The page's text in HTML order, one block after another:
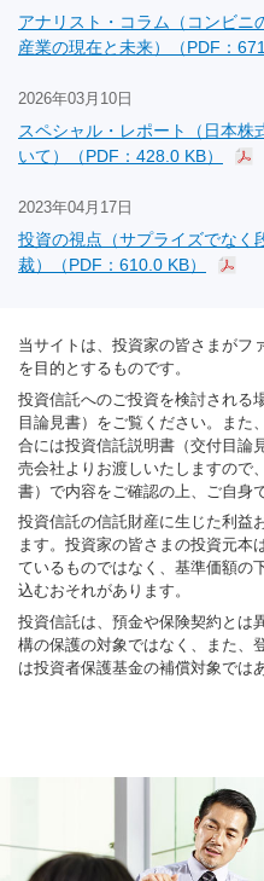
アナリスト・コラム（コンビニ
産業の現在と未来）（PDF：
2026年03月10日
スペシャル・レポート（日本株
いて）（PDF：428.0 KB）
2023年04月17日
投資の視点（サプライズでな
裁）（PDF：610.0 KB）
当サイトは、投資家の皆さまがフ
を目的とするものです。
投資信託へのご投資を検討される
目論見書）をご覧ください。また
合には投資信託説明書（交付目論
売会社よりお渡しいたしますので
書）で内容をご確認の上、ご自身
投資信託の信託財産に生じた利益
ます。投資家の皆さまの投資元本
ているものではなく、基準価額の
込むおそれがあります。
投資信託は、預金や保険契約とは
構の保護の対象ではなく、また、
は投資者保護基金の補償対象では